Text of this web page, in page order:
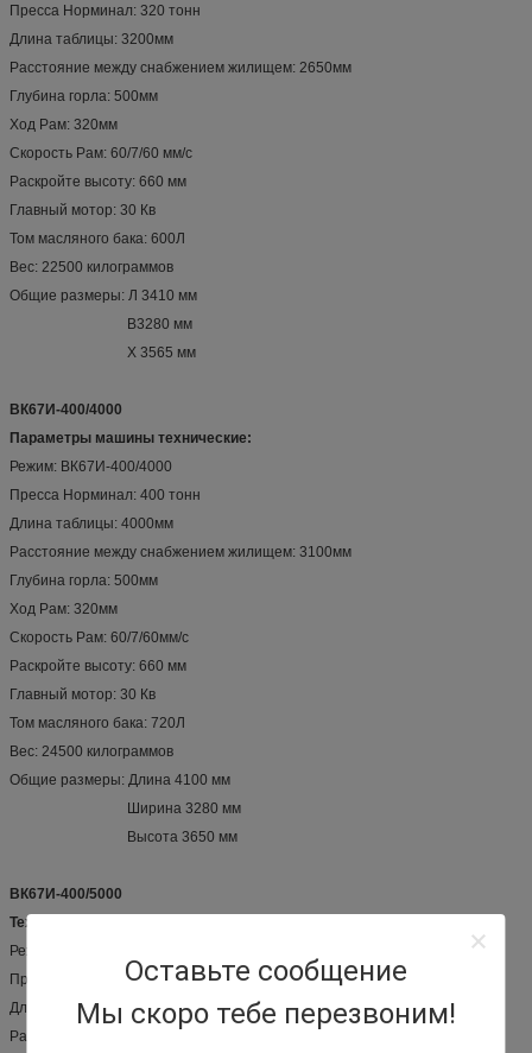
Оставьте сообщение
Мы скоро тебе перезвоним!
Пресса Норминал: 320 тонн
Длина таблицы: 3200мм
Расстояние между снабжением жилищем: 2650мм
Глубина горла: 500мм
Ход Рам: 320мм
Скорость Рам: 60/7/60 мм/с
Раскройте высоту: 660 мм
Главный мотор: 30 Кв
Том масляного бака: 600Л
Вес: 22500 килограммов
Общие размеры: Л 3410 мм
В3280 мм
Х 3565 мм
ВК67И-400/4000
Параметры машины технические:
Режим: ВК67И-400/4000
Пресса Норминал: 400 тонн
Длина таблицы: 4000мм
Расстояние между снабжением жилищем: 3100мм
Глубина горла: 500мм
Ход Рам: 320мм
Скорость Рам: 60/7/60мм/с
Раскройте высоту: 660 мм
Главный мотор: 30 Кв
Том масляного бака: 720Л
Вес: 24500 килограммов
Общие размеры: Длина 4100 мм
Ширина 3280 мм
Высота 3650 мм
ВК67И-400/5000
Технические параметры:
Режим: ВК67И-400/5000
Пресса Норминал: 400 тонн
Длина таблицы: 5000мм
Расстояние между снабжением жилищем: 4000мм